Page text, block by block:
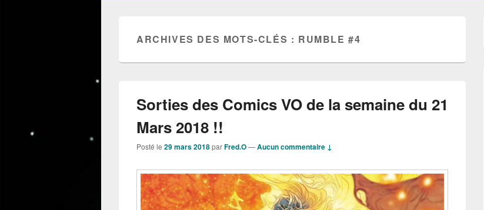
ARCHIVES DES MOTS-CLÉS : RUMBLE #4
Sorties des Comics VO de la semaine du 21
Mars 2018 !!
Posté le 29 mars 2018parFred.O—Aucun commentaire ↓